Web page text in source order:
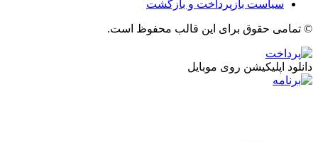
سیاست بازپرداخت و بازگشت
© تمامی حقوق برای این قالب محفوظ است.
دانلود اپلیکیشن روی موبایل